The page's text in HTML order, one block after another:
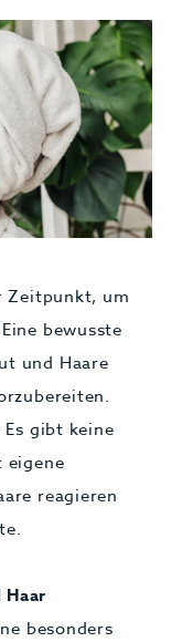
Zeitpunkt, um
bewusste
und Haare
gibt keine
eigene
reagieren
besonders